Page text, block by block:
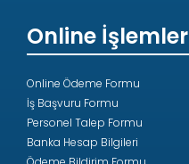
Online İşlemler
Online Ödeme Formu
İş Başvuru Formu
Personel Talep Formu
Banka Hesap Bilgileri